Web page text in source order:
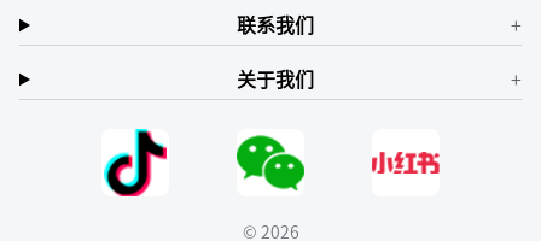
联系我们
关于我们
© 2026